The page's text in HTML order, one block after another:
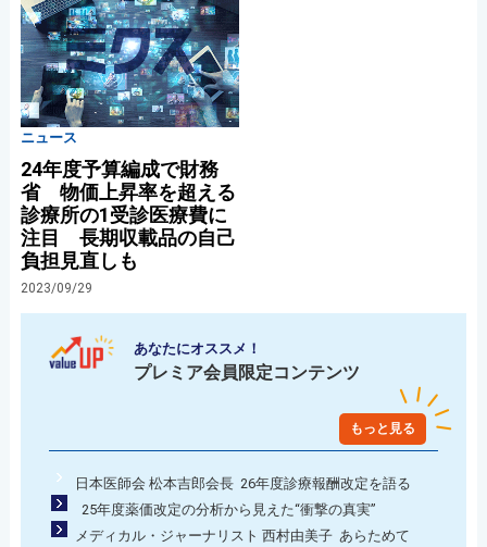
ニュース
24年度予算編成で財務
省 物価上昇率を超える
診療所の1受診医療費に
注目 長期収載品の自己
負担見直しも
2023/09/29
あなたにオススメ！
プレミア会員限定コンテンツ
もっと見る
日本医師会 松本吉郎会長 26年度診療報酬改定を語る
25年度薬価改定の分析から見えた“衝撃の真実”
メディカル・ジャーナリスト 西村由美子 あらためて